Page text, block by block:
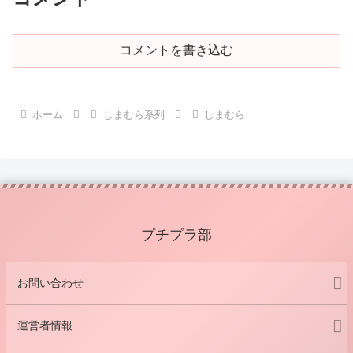
コメントを書き込む
ホーム しまむら系列 しまむら
プチプラ部
お問い合わせ
運営者情報